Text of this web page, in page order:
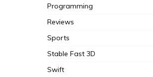
Programming
Reviews
Sports
Stable Fast 3D
Swift